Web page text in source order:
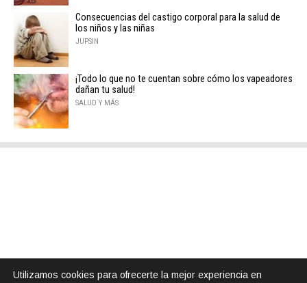
Consecuencias del castigo corporal para la salud de
los niños y las niñas
JUPSIN
¡Todo lo que no te cuentan sobre cómo los vapeadores
dañan tu salud!
SALUD Y MÁS
Utilizamos cookies para ofrecerte la mejor experiencia en